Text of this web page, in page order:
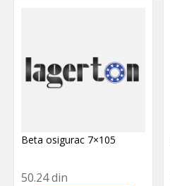
Beta osigurac 7×105
50.24din